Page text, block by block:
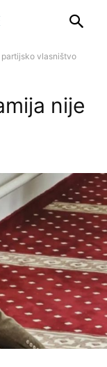
vlasništvo
nije